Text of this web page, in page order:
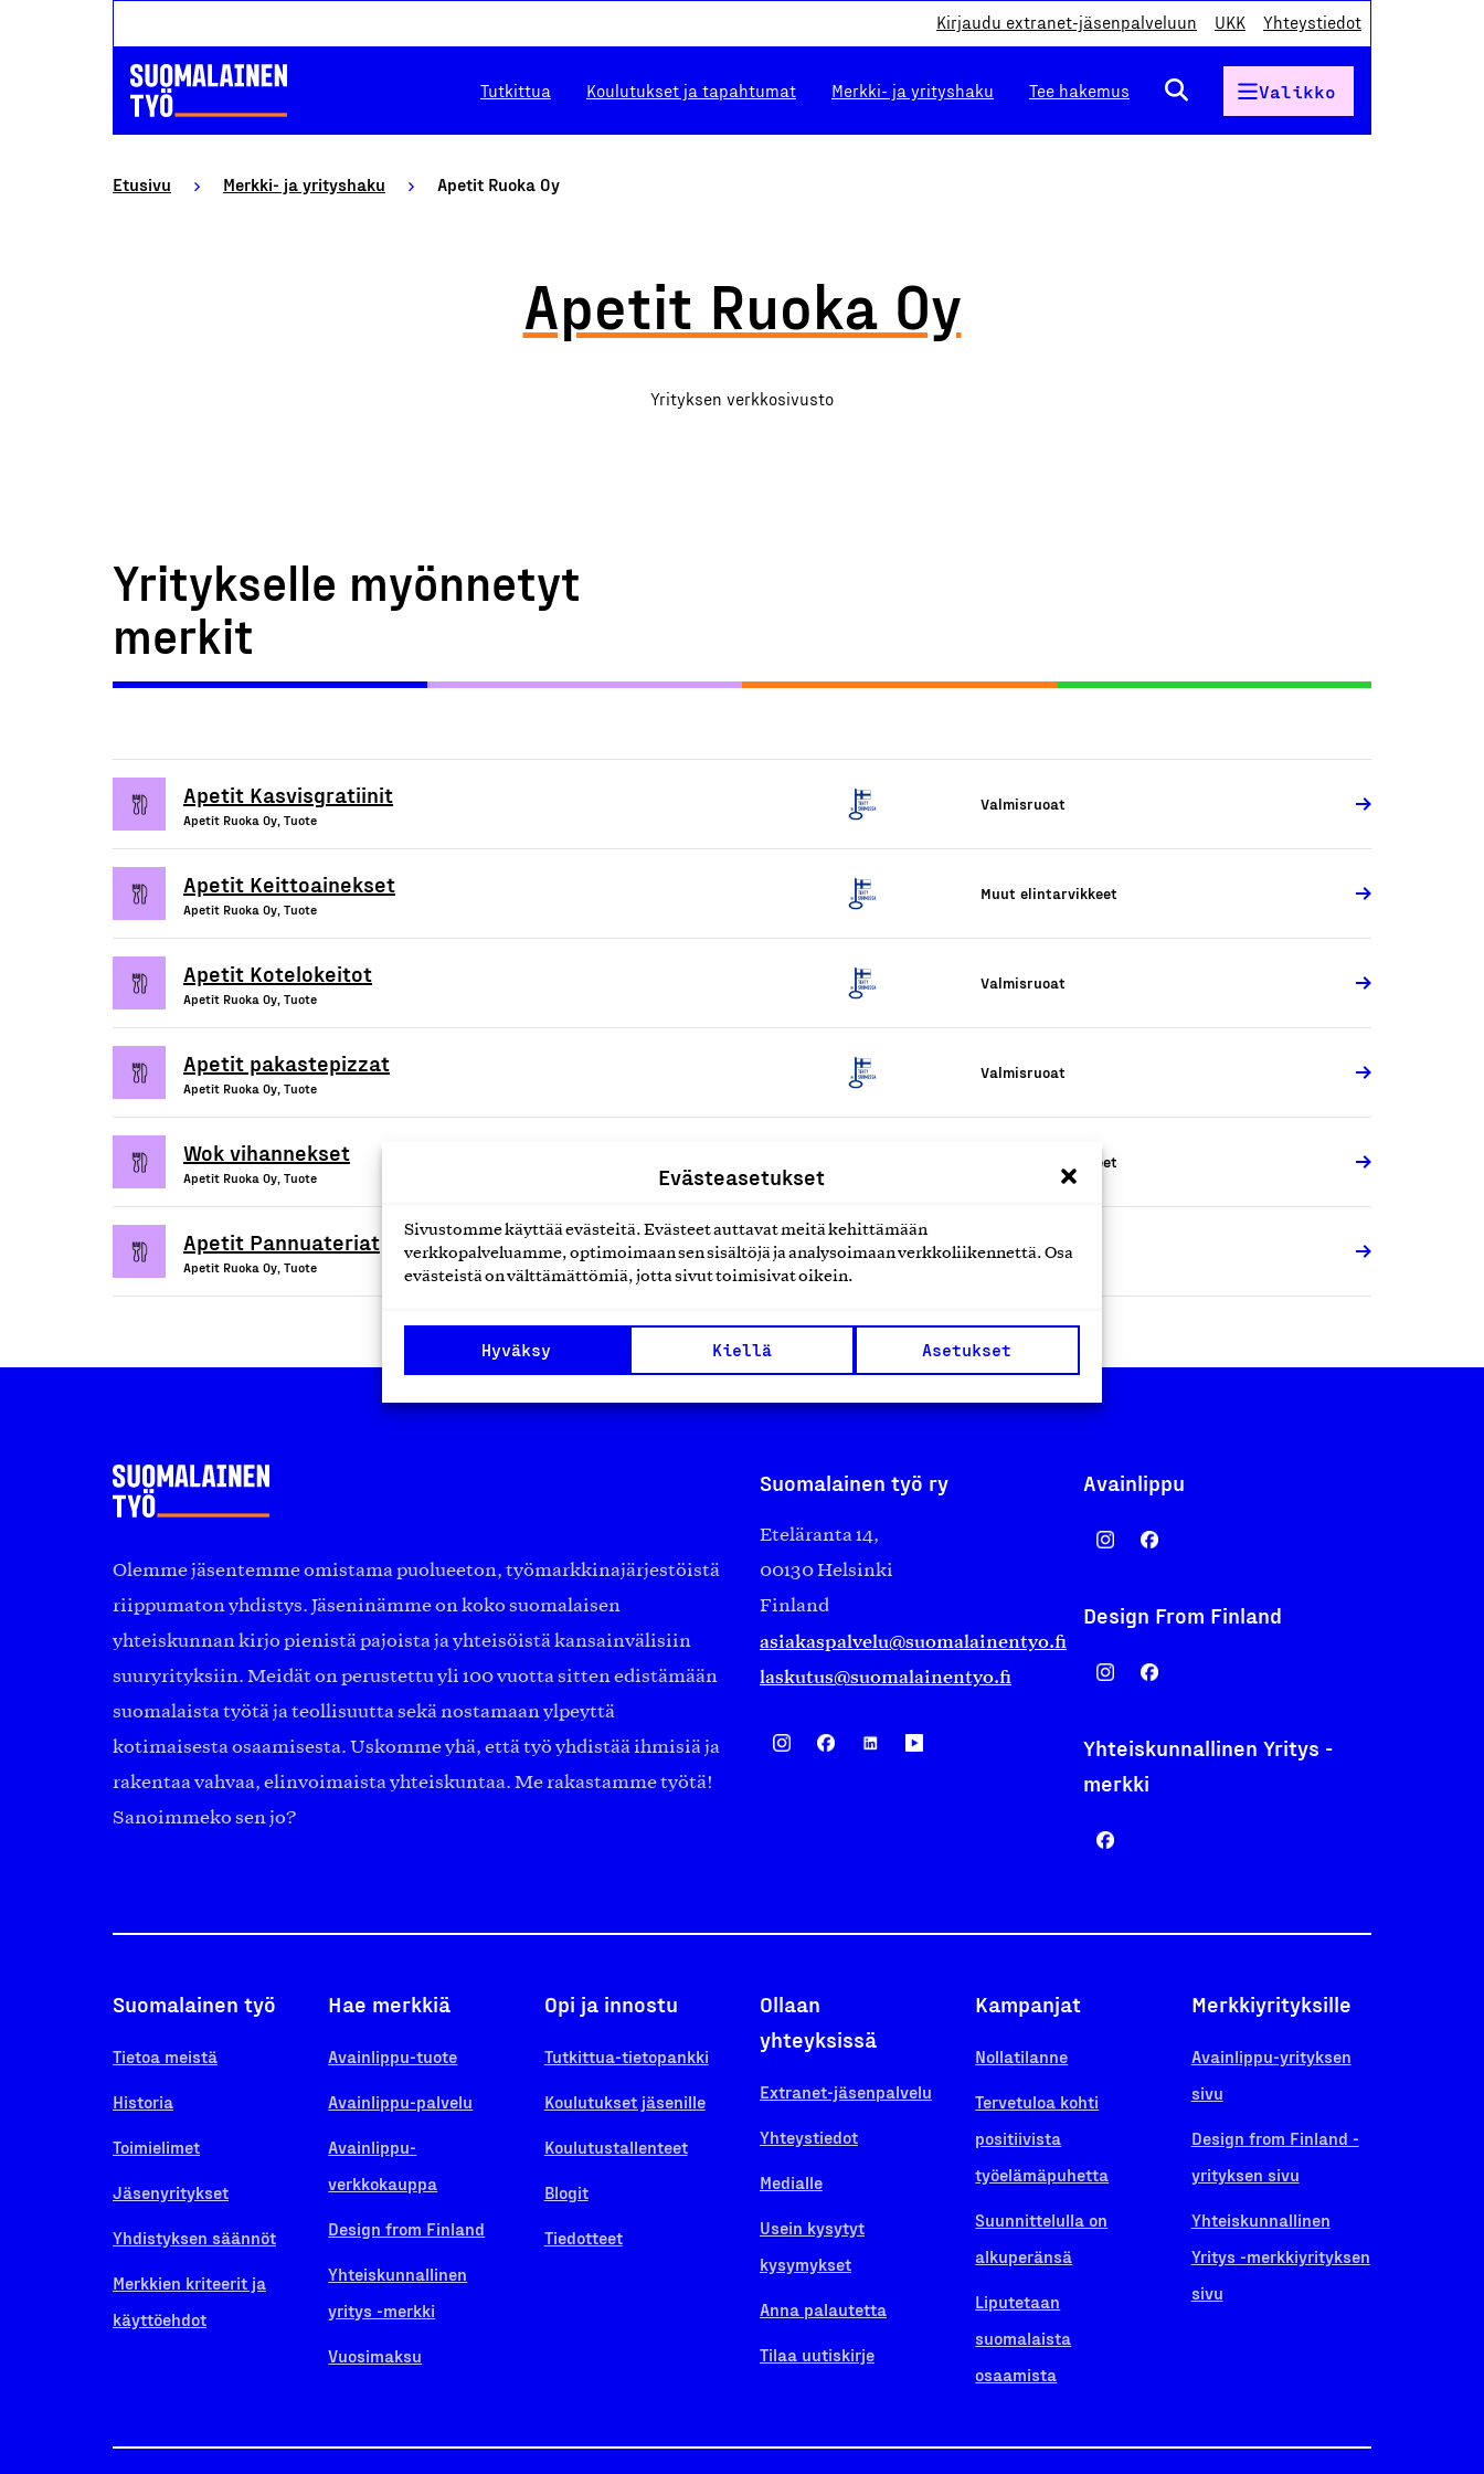
Evästeasetukset
Sivustomme käyttää evästeitä. Evästeet auttavat meitä kehittämään
verkkopalveluamme, optimoimaan sen sisältöjä ja analysoimaan verkkoliikennettä. Osa
evästeistä on välttämättömiä, jotta sivut toimisivat oikein.
Hyväksy Kiellä Asetukset
Kirjaudu extranet-jäsenpalveluun UKK Yhteystiedot
Tutkittua Koulutukset ja tapahtumat Merkki- ja yrityshaku Tee hakemus Valikko
Etusivu Merkki- ja yrityshaku Apetit Ruoka Oy
Apetit Ruoka Oy
Yrityksen verkkosivusto
Yritykselle myönnetyt
merkit
Apetit Kasvisgratiinit
Apetit Ruoka Oy, Tuote
Valmisruoat
Apetit Keittoainekset
Apetit Ruoka Oy, Tuote
Muut elintarvikkeet
Apetit Kotelokeitot
Apetit Ruoka Oy, Tuote
Valmisruoat
Apetit pakastepizzat
Apetit Ruoka Oy, Tuote
Valmisruoat
Wok vihannekset
Apetit Ruoka Oy, Tuote
Muut elintarvikkeet
Apetit Pannuateriat
Apetit Ruoka Oy, Tuote
Valmisruoat
Olemme jäsentemme omistama puolueeton, työmarkkinajärjestöistä
riippumaton yhdistys. Jäseninämme on koko suomalaisen
yhteiskunnan kirjo pienistä pajoista ja yhteisöistä kansainvälisiin
suuryrityksiin. Meidät on perustettu yli 100 vuotta sitten edistämään
suomalaista työtä ja teollisuutta sekä nostamaan ylpeyttä
kotimaisesta osaamisesta. Uskomme yhä, että työ yhdistää ihmisiä ja
rakentaa vahvaa, elinvoimaista yhteiskuntaa. Me rakastamme työtä!
Sanoimmeko sen jo?
Suomalainen työ ry
Eteläranta 14,
00130 Helsinki
Finland
asiakaspalvelu@suomalainentyo.fi
laskutus@suomalainentyo.fi
Avainlippu
Design From Finland
Yhteiskunnallinen Yritys -
merkki
Suomalainen työ
Tietoa meistä
Historia
Toimielimet
Jäsenyritykset
Yhdistyksen säännöt
Merkkien kriteerit ja
käyttöehdot
Hae merkkiä
Avainlippu-tuote
Avainlippu-palvelu
Avainlippu-
verkkokauppa
Design from Finland
Yhteiskunnallinen
yritys -merkki
Vuosimaksu
Opi ja innostu
Tutkittua-tietopankki
Koulutukset jäsenille
Koulutustallenteet
Blogit
Tiedotteet
Ollaan
yhteyksissä
Extranet-jäsenpalvelu
Yhteystiedot
Medialle
Usein kysytyt
kysymykset
Anna palautetta
Tilaa uutiskirje
Kampanjat
Nollatilanne
Tervetuloa kohti
positiivista
työelämäpuhetta
Suunnittelulla on
alkuperänsä
Liputetaan
suomalaista
osaamista
Merkkiyrityksille
Avainlippu-yrityksen
sivu
Design from Finland -
yrityksen sivu
Yhteiskunnallinen
Yritys -merkkiyrityksen
sivu